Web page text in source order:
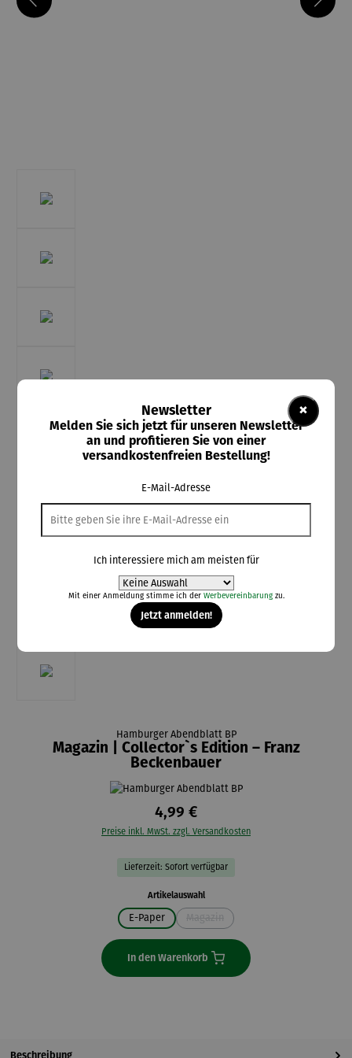
Hamburger Abendblatt BP
Magazin | Collector`s Edition – Franz
Beckenbauer
4,99 €
Preise inkl. MwSt. zzgl. Versandkosten
Lieferzeit: Sofort verfügbar
Artikelauswahlauswählen
E-Paper
(Diese Option ist zurzeit nicht
In den Warenkorb
Beschreibung
×
Newsletter
Melden Sie sich jetzt für unseren Newsletter
an und profitieren Sie von einer
versandkostenfreien Bestellung!
E-Mail-Adresse
Ich interessiere mich am meisten für
Mit einer Anmeldung stimme ich der Werbevereinbarungzu.
Jetzt anmelden!